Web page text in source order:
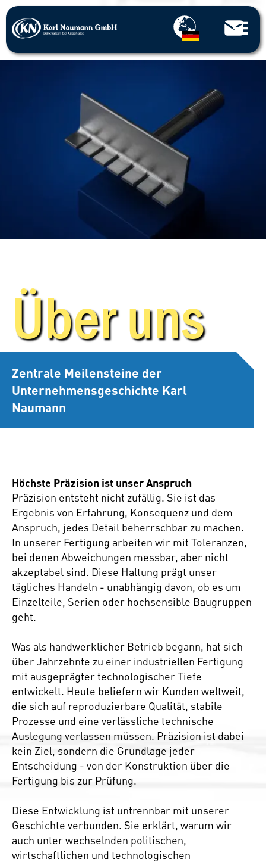
Über uns
Zentrale Meilensteine der
Unternehmensgeschichte Karl
Naumann
Höchste Präzision ist unser Anspruch
Präzision entsteht nicht zufällig. Sie ist das
Ergebnis von Erfahrung, Konsequenz und dem
Anspruch, jedes Detail beherrschbar zu machen.
In unserer Fertigung arbeiten wir mit Toleranzen,
bei denen Abweichungen messbar, aber nicht
akzeptabel sind. Diese Haltung prägt unser
tägliches Handeln - unabhängig davon, ob es um
Einzelteile, Serien oder hochsensible Baugruppen
geht.
Was als handwerklicher Betrieb begann, hat sich
über Jahrzehnte zu einer industriellen Fertigung
mit ausgeprägter technologischer Tiefe
entwickelt. Heute beliefern wir Kunden weltweit,
die sich auf reproduzierbare Qualität, stabile
Prozesse und eine verlässliche technische
Auslegung verlassen müssen. Präzision ist dabei
kein Ziel, sondern die Grundlage jeder
Entscheidung - von der Konstruktion über die
Fertigung bis zur Prüfung.
Diese Entwicklung ist untrennbar mit unserer
Geschichte verbunden. Sie erklärt, warum wir
auch unter wechselnden politischen,
wirtschaftlichen und technologischen